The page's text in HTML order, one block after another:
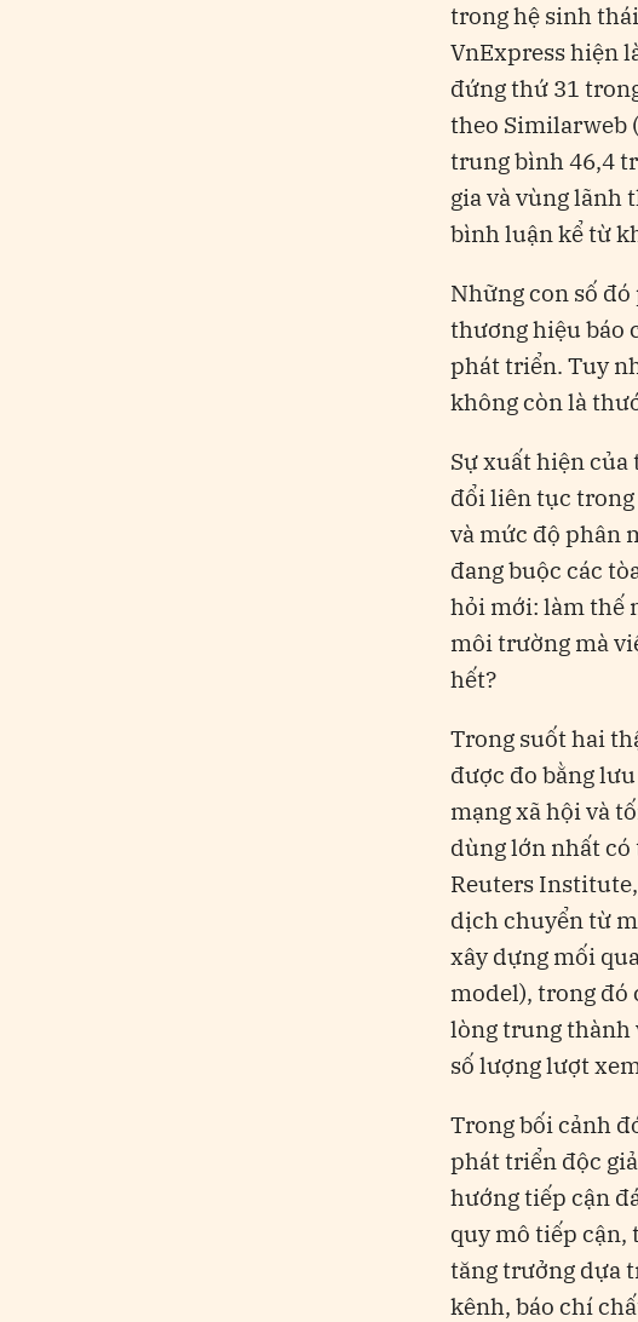
trong hệ sinh
VnExpress hiện
đứng thứ 31
theo Similarweb
trung bình 46,4
gia và vùng lãnh
bình luận kể từ
Những con số
thương hiệu báo
phát triển. Tuy
không còn là
Sự xuất hiện
đổi liên tục trong
và mức độ phân
đang buộc các
hỏi mới: làm thế
môi trường mà
hết?
Trong suốt hai
được đo bằng
mạng xã hội và
dùng lớn nhất có
Reuters
dịch chuyển từ
xây dựng mối
model), trong đó
lòng trung thành
số lượng lượt
Trong bối cảnh
phát triển độc
hướng tiếp cận
quy mô tiếp cận,
tăng trưởng dựa
kênh, báo chí